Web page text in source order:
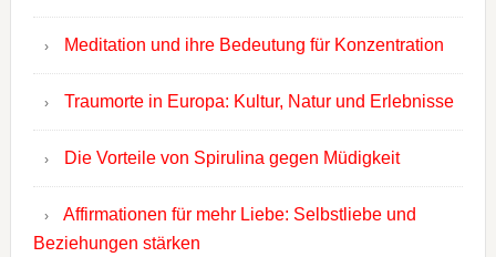
Meditation und ihre Bedeutung für Konzentration
Traumorte in Europa: Kultur, Natur und Erlebnisse
Die Vorteile von Spirulina gegen Müdigkeit
Affirmationen für mehr Liebe: Selbstliebe und
Beziehungen stärken